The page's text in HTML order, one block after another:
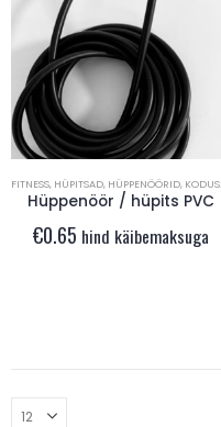
FITNESS, HÜPITSAD, HÜPPENÖÖRID, KODUSED TREENINGVAHENDID
Hüppenöör / hüpits PVC
€0.65 hind käibemaksuga